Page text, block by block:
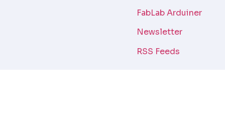
FabLab Arduiner
Newsletter
RSS Feeds